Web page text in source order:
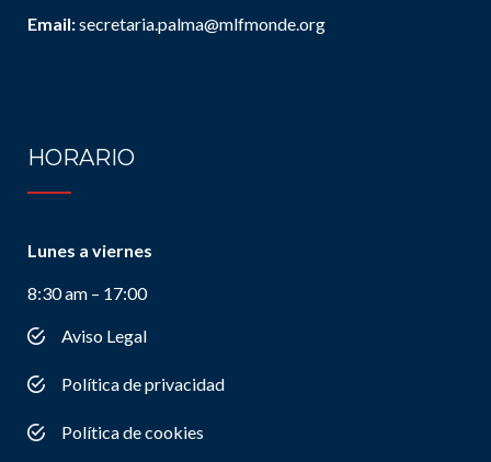
Email:secretaria.palma@mlfmonde.org
HORARIO
Lunes a viernes
8:30 am – 17:00
Aviso Legal
Política de privacidad
Política de cookies